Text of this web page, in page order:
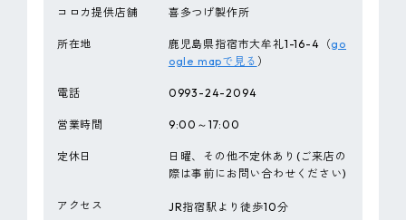
コロカ提供店舗 喜多つげ製作所
所在地 鹿児島県指宿市大牟礼1-16-4（go
ogle mapで見る ）
電話 0993-24-2094
営業時間 9:00～17:00
定休日
日曜、その他不定休あり(ご来店の
際は事前にお問い合わせください)
アクセス JR指宿駅より徒歩10分